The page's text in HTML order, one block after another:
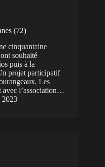
(72)
cinquantaine
souhaité
puis à la
projet participatif
Les
avec l’association…
2023